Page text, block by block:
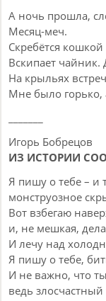
А ночь прошла,
Месяц-меч.
Скребётся
Вскипает чайник.
На крыльях
Мне было горько,
Игорь Бобрецов
ИЗ ИСТОРИИ
Я пишу о тебе – и
монструозное
Вот взбегаю
и, не мешкая,
И лечу над
Я пишу о тебе,
И не важно, что
ведь